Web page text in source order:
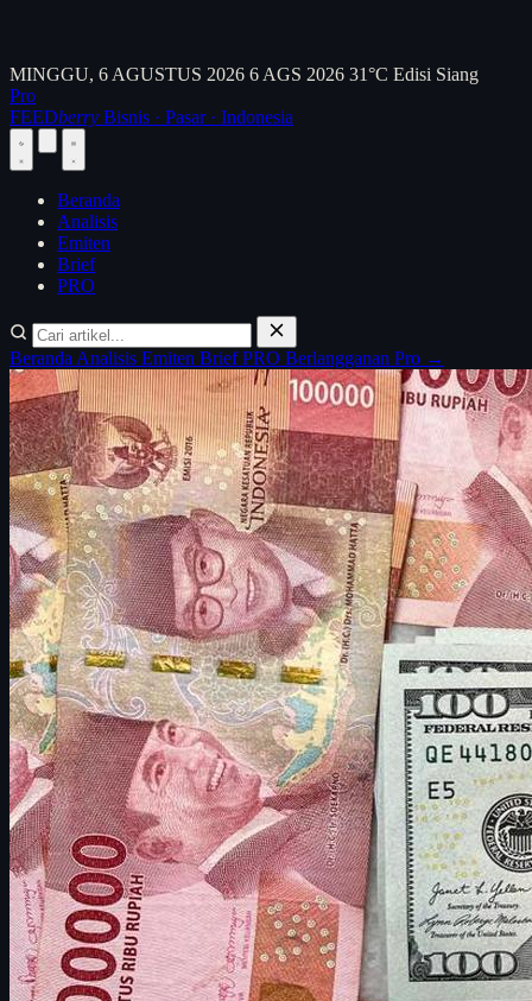
MINGGU, 6 AGUSTUS 2026 6 AGS 2026 31°C Edisi Siang
Pro
FEEDberry Bisnis · Pasar · Indonesia
Beranda
Analisis
Emiten
Brief
PRO
Beranda Analisis Emiten BriefPRO Berlangganan Pro →